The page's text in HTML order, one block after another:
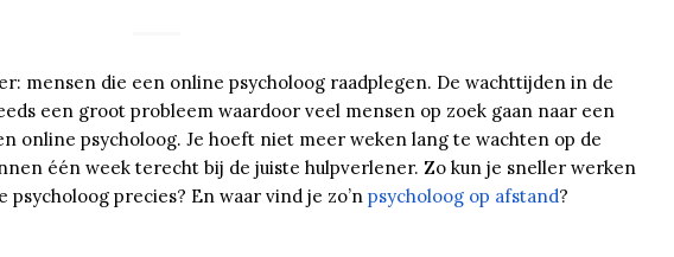
mensen die een online psycholoog raadplegen. De wachttijden in de
een groot probleem waardoor veel mensen op zoek gaan naar een
online psycholoog. Je hoeft niet meer weken lang te wachten op de
één week terecht bij de juiste hulpverlener. Zo kun je sneller werken
precies? En waar vind je zo’n psycholoog op afstand?